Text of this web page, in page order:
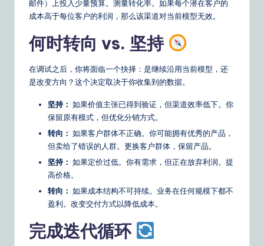
邮件）上投入少量预算。测量转化率。如果每个潜在客户的
成本高于每位客户的利润，那么该渠道对当前模型无效。
何时转向 vs. 坚持
在调试之后，你将面临一个抉择：是继续沿用当前模型，还
是改变方向？这个决定取决于你收集到的数据。
坚持： 如果价值主张已得到验证，但渠道效率低下。你
保留原有模式，但优化分销方式。
转向： 如果客户群体不正确。你可能拥有优秀的产品，
但卖给了错误的人群。更换客户群体，保留产品。
坚持： 如果定价过低。你有需求，但正在放弃利润。提
高价格。
转向： 如果成本结构不可持续。业务在任何规模下都不
盈利。改变交付方式以降低成本。
完成迭代循环